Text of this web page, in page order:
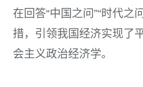
在回答“中国之问”“时代
措，引领我国经济实现了
会主义政治经济学。